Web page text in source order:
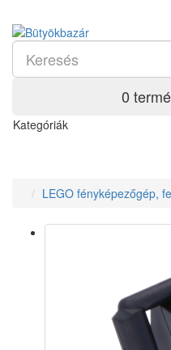
0
Kategóriák
LEGO fényképezőgép,